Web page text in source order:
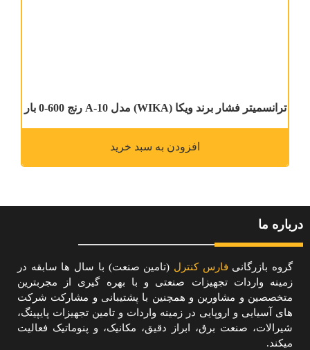
ترانسمیتر فشار برند ویکا (WIKA) مدل A-10 رنج 600-0 بار
افزودن به سبد خرید
درباره ما
گروه بازرگانی فارس کنترل (تامین صنعت) با سال ها سابقه در
زمینه واردات تجهیزات صنعتی و با بهره گیری از مجربترین
متخصصین و مشاورین و همچنین با پشتیبانی و مشارکت شرکت
های آسیایی و اروپایی در زمینه واردات و تامین تجهیزات پایپینگ،
شیرالات، صنعت برق، ابراز دقیق، مکانیک، و پنوماتیک فعالیت
میکند.